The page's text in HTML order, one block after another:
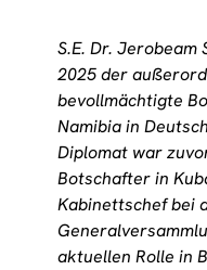
S.E. Dr.
2025 der
bevollmächtigte
Namibia in
Diplomat war
Botschafter in
Kabinettschef bei
aktuellen Rolle in